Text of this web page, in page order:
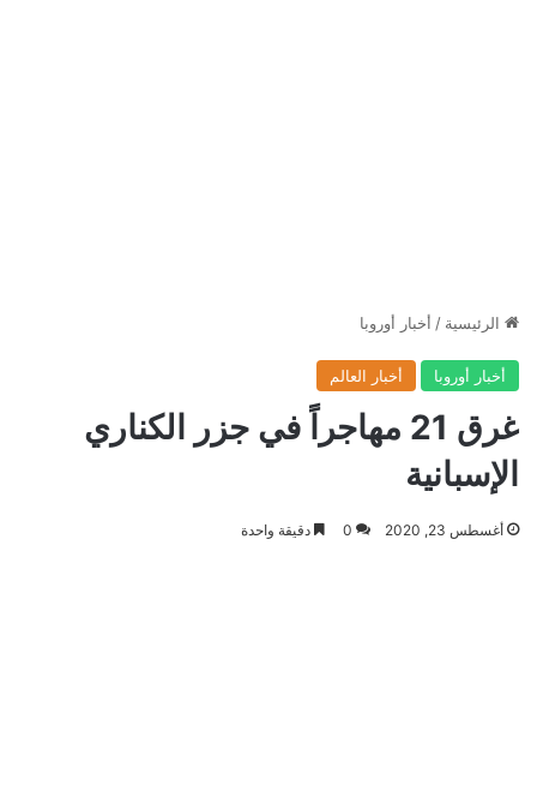
الرئيسية / أخبار أوروبا
أخبار أوروبا أخبار العالم
غرق 21 مهاجراً في جزر الكناري
الإسبانية
أغسطس 23, 2020 0 دقيقة واحدة